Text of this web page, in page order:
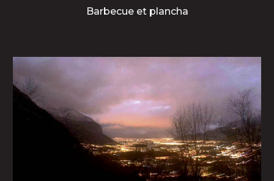
Barbecue et plancha